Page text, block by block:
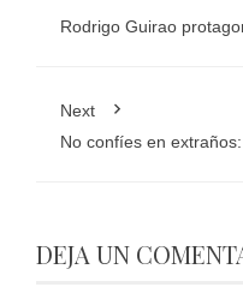
Rodrigo Guirao
Next
No confíes en
DEJA UN